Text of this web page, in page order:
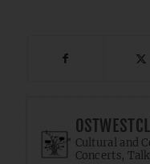
Cultural and
Concerts,